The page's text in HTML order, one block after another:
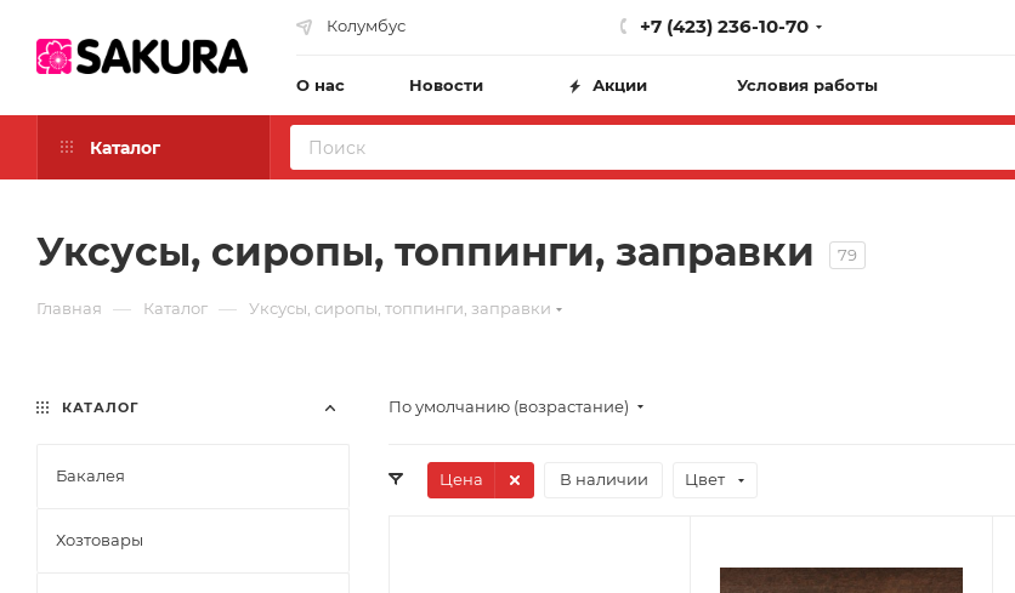
Колумбус +7 (423) 236-10-70
О нас Новости Акции Условия работы
Каталог
Уксусы, сиропы, топпинги, заправки 79
Главная — Каталог — Уксусы, сиропы, топпинги, заправки
По умолчанию (возрастание)
Цена В наличии Цвет
КАТАЛОГ
Бакалея
Хозтовары